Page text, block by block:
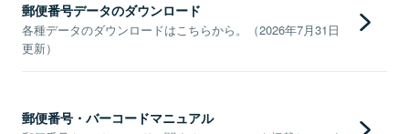
郵便番号データのダウンロード
各種データのダウンロードはこちらから。（2026年7月31日
更新）
郵便番号・バーコードマニュアル